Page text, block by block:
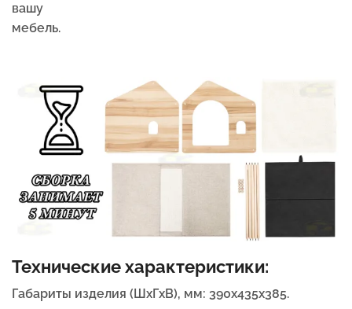
вашу
мебель.
Технические характеристики:
Габариты изделия (ШxГxВ), мм: 390х435х385.